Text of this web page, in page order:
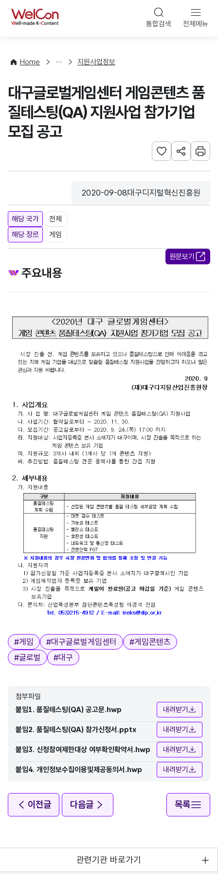
WelCon 통합검색 전체메뉴
Home
사
청
지원사업정보
대구글로벌게임센터 게임콘텐츠 품
질테스팅(QA) 지원사업 참가기업
모집 공고
관심사 등록하기
URL 공유하
인쇄
등록일
2020-09-08
수집기관
대구디지털혁신진흥원
해당 국가
전체
해당 장르
게임
원문보기
주요내용
태그
#게임 #대구글로벌게임센터 #게임콘텐츠
#글로벌 #대구
첨부파일
붙임1. 품질테스팅(QA) 공고문.hwp
내려받기
붙임2. 품질테스팅(QA) 참가신청서.pptx 내려받기
붙임3. 신청참여제한대상 여부확인확약서.hwp 내려받기
붙임4. 개인정보수집이용및제공동의서.hwp 내려받기
이전글 다음글 목록
관련기관 바로가기